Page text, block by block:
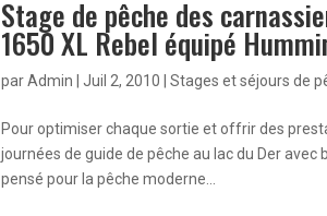
Stage de pêche des
1650 XL Rebel équipé
parAdmin |Juil 2, 2010 |Stages et séjours de
Pour optimiser chaque sortie et offrir des
journées de guide de pêche au lac du Der
pensé pour la pêche moderne...